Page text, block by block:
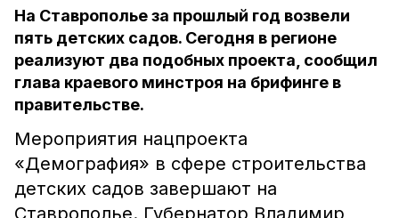
На Ставрополье за прошлый год возвели
пять детских садов. Сегодня в регионе
реализуют два подобных проекта, сообщил
глава краевого минстроя на брифинге в
правительстве.
Мероприятия нацпроекта
«Демография» в сфере строительства
детских садов завершают на
Ставрополье. Губернатор Владимир